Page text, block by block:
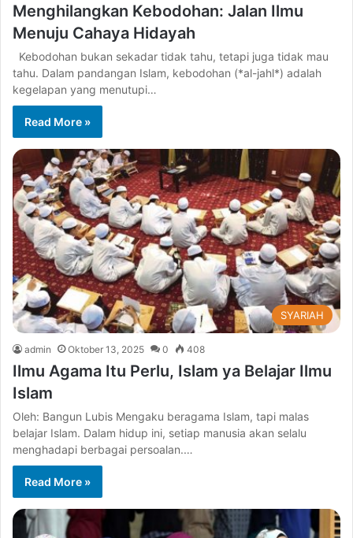
Menghilangkan Kebodohan: Jalan Ilmu
Menuju Cahaya Hidayah
Kebodohan bukan sekadar tidak tahu, tetapi juga tidak mau
tahu. Dalam pandangan Islam, kebodohan (*al-jahl*) adalah
kegelapan yang menutupi…
Read More »
SYARIAH
admin Oktober 13, 2025 0 408
Ilmu Agama Itu Perlu, Islam ya Belajar Ilmu
Islam
Oleh: Bangun Lubis Mengaku beragama Islam, tapi malas
belajar Islam. Dalam hidup ini, setiap manusia akan selalu
menghadapi berbagai persoalan.…
Read More »